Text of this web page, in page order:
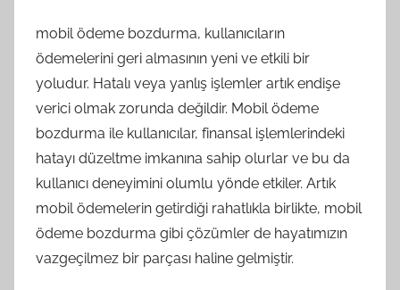
mobil ödeme bozdurma, kullanıcıların
ödemelerini geri almasının yeni ve etkili bir
yoludur. Hatalı veya yanlış işlemler artık endişe
verici olmak zorunda değildir. Mobil ödeme
bozdurma ile kullanıcılar, finansal işlemlerindeki
hatayı düzeltme imkanına sahip olurlar ve bu da
kullanıcı deneyimini olumlu yönde etkiler. Artık
mobil ödemelerin getirdiği rahatlıkla birlikte, mobil
ödeme bozdurma gibi çözümler de hayatımızın
vazgeçilmez bir parçası haline gelmiştir.